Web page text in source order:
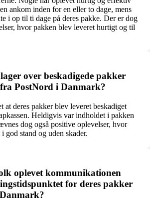
ankom inden for en eller to dage, mens
i op til ti dage på deres pakke. Der er dog
hvor pakken blev leveret hurtigt og til
over beskadigede pakker
PostNord i Danmark?
at deres pakker blev leveret beskadiget
Heldigvis var indholdet i pakken
dog også positive oplevelser, hvor
god stand og uden skader.
oplevet kommunikationen
for deres pakker